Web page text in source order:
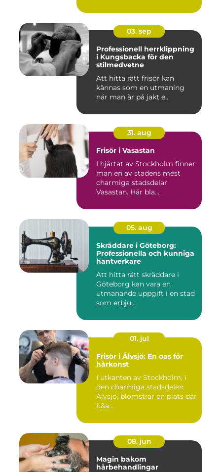
03. sep
Professionell herrklippning
i Kungsbacka för den
stilmedvetne
Att hitta rätt frisör kan
kännas som en utmaning
när man är på jakt e...
31. aug
Frisör i Vasastan
I hjärtat av Stockholm finner
man en av stadens mest
charmiga stadsdelar
Vasastan. Här bla...
05. aug
Skräddare i Göteborg:
Professionella och kunniga
hantverkare
Att hitta rätt skräddare i
Göteborg kan vara en
utmanande uppgift i en stad
som erbju...
01. jul
Frisör i Älvsjö: En oas för
hårkonst
I utkanten av Stockholm, i
den charmiga stadsdelen
Älvsjö, blomstrar en plats där
h&a...
08. jun
Magin bakom
hårbehandlingar